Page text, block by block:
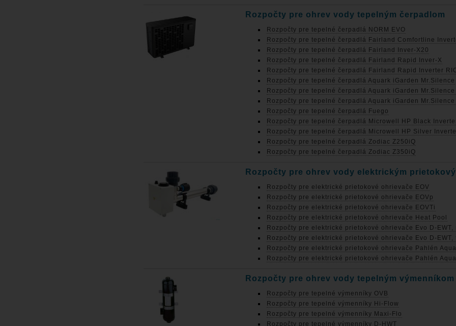
Rozpočty pre ohrev vody tepelným čerpadlom
Rozpočty pre tepelné čerpadlá NORM EVO
Rozpočty pre tepelné čerpadlá Fairland Comfortline
Rozpočty pre tepelné čerpadlá Fairland Inver-X20
Rozpočty pre tepelné čerpadlá Fairland Rapid Inver-X
Rozpočty pre tepelné čerpadlá Fairland Rapid Inverter
Rozpočty pre tepelné čerpadlá Aquark iGarden Mr.Silence
Rozpočty pre tepelné čerpadlá Aquark iGarden
Rozpočty pre tepelné čerpadlá Aquark iGarden Mr.Silence
Rozpočty pre tepelné čerpadlá Fuego
Rozpočty pre tepelné čerpadlá Microwell HP Black
Rozpočty pre tepelné čerpadlá Microwell HP Silver
Rozpočty pre tepelné čerpadlá Zodiac Z250iQ
Rozpočty pre tepelné čerpadlá Zodiac Z350iQ
Rozpočty pre ohrev vody elektrickým
Rozpočty pre elektrické prietokové ohrievače EOV
Rozpočty pre elektrické prietokové ohrievače EOVp
Rozpočty pre elektrické prietokové ohrievače EOVTi
Rozpočty pre elektrické prietokové ohrievače Heat Pool
Rozpočty pre elektrické prietokové ohrievače Evo D-EWT,
Rozpočty pre elektrické prietokové ohrievače Evo D-EWT,
Rozpočty pre elektrické prietokové ohrievače Pahlén
Rozpočty pre elektrické prietokové ohrievače Pahlén
Rozpočty pre ohrev vody tepelným výmenníkom
Rozpočty pre tepelné výmenníky OVB
Rozpočty pre tepelné výmenníky Hi-Flow
Rozpočty pre tepelné výmenníky Maxi-Flo
Rozpočty pre tepelné výmenníky D-HWT